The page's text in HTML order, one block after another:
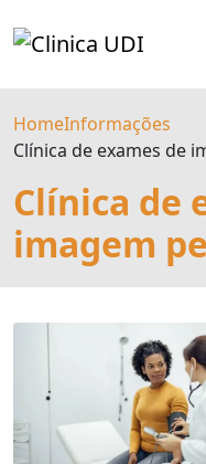
HomeInformações
Clínica de exames de
Clínica de
imagem